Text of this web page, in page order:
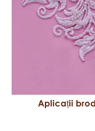
Aplicații